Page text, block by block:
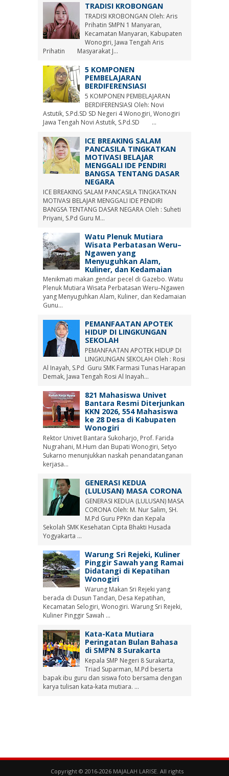
TRADISI KROBONGAN
TRADISI KROBONGAN Oleh: Aris
Prihatin SMPN 1 Manyaran,
Kecamatan Manyaran, Kabupaten
Wonogiri, Jawa Tengah Aris
Prihatin Masyarakat J...
5 KOMPONEN
PEMBELAJARAN
BERDIFERENSIASI
5 KOMPONEN PEMBELAJARAN
BERDIFERENSIASI Oleh: Novi
Astutik, S.Pd.SD SD Negeri 4 Wonogiri, Wonogiri
Jawa Tengah Novi Astutik, S.Pd.SD ...
ICE BREAKING SALAM
PANCASILA TINGKATKAN
MOTIVASI BELAJAR
MENGGALI IDE PENDIRI
BANGSA TENTANG DASAR
NEGARA
ICE BREAKING SALAM PANCASILA TINGKATKAN
MOTIVASI BELAJAR MENGGALI IDE PENDIRI
BANGSA TENTANG DASAR NEGARA Oleh : Suheti
Priyani, S.Pd Guru M...
Watu Plenuk Mutiara
Wisata Perbatasan Weru–
Ngawen yang
Menyuguhkan Alam,
Kuliner, dan Kedamaian
Menikmati makan gendar pecel di Gazebo. Watu
Plenuk Mutiara Wisata Perbatasan Weru–Ngawen
yang Menyuguhkan Alam, Kuliner, dan Kedamaian
Gunu...
PEMANFAATAN APOTEK
HIDUP DI LINGKUNGAN
SEKOLAH
PEMANFAATAN APOTEK HIDUP DI
LINGKUNGAN SEKOLAH Oleh : Rosi
Al Inayah, S.Pd Guru SMK Farmasi Tunas Harapan
Demak, Jawa Tengah Rosi Al Inayah...
821 Mahasiswa Univet
Bantara Resmi Diterjunkan
KKN 2026, 554 Mahasiswa
ke 28 Desa di Kabupaten
Wonogiri
Rektor Univet Bantara Sukoharjo, Prof. Farida
Nugrahani, M.Hum dan Bupati Wonogiri, Setyo
Sukarno menunjukkan naskah penandatanganan
kerjasa...
GENERASI KEDUA
(LULUSAN) MASA CORONA
GENERASI KEDUA (LULUSAN) MASA
CORONA Oleh: M. Nur Salim, SH.
M.Pd Guru PPKn dan Kepala
Sekolah SMK Kesehatan Cipta Bhakti Husada
Yogyakarta ...
Warung Sri Rejeki, Kuliner
Pinggir Sawah yang Ramai
Didatangi di Kepatihan
Wonogiri
Warung Makan Sri Rejeki yang
berada di Dusun Tandan, Desa Kepatihan,
Kecamatan Selogiri, Wonogiri. Warung Sri Rejeki,
Kuliner Pinggir Sawah ...
Kata-Kata Mutiara
Peringatan Bulan Bahasa
di SMPN 8 Surakarta
Kepala SMP Negeri 8 Surakarta,
Triad Suparman, M.Pd beserta
bapak ibu guru dan siswa foto bersama dengan
karya tulisan kata-kata mutiara. ...
Copyright © 2016-2026 MAJALAH LARISE . All rights